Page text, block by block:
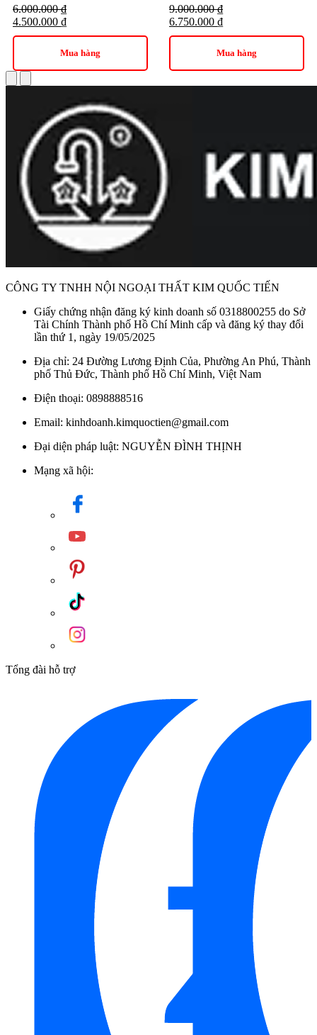
6.000.000₫
4.500.000 ₫
Mua hàng
9.000.000₫
6.750.000 ₫
Mua hàng
CÔNG TY TNHH NỘI NGOẠI THẤT KIM QUỐC TIẾN
Giấy chứng nhận đăng ký kinh doanh số 0318800255 do Sở
Tài Chính Thành phố Hồ Chí Minh cấp và đăng ký thay đổi
lần thứ 1, ngày 19/05/2025
Địa chỉ: 24 Đường Lương Định Của, Phường An Phú, Thành
phố Thủ Đức, Thành phố Hồ Chí Minh, Việt Nam
Điện thoại: 0898888516
Email: kinhdoanh.kimquoctien@gmail.com
Đại diện pháp luật: NGUYỄN ĐÌNH THỊNH
Mạng xã hội:
Tổng đài hỗ trợ